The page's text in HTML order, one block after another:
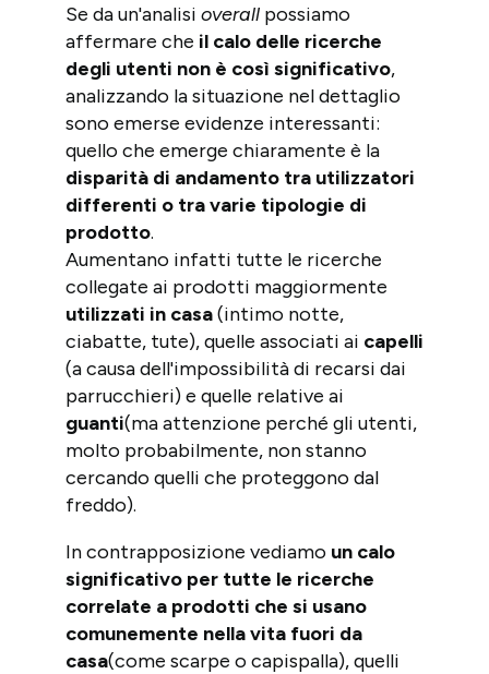
Se da un'analisi overall possiamo
affermare che il calo delle ricerche
degli utenti non è così significativo,
analizzando la situazione nel dettaglio
sono emerse evidenze interessanti:
quello che emerge chiaramente è la
disparità di andamento tra utilizzatori
differenti o tra varie tipologie di
prodotto.
Aumentano infatti tutte le ricerche
collegate ai prodotti maggiormente
utilizzati in casa(intimo notte,
ciabatte, tute), quelle associati ai capelli
(a causa dell'impossibilità di recarsi dai
parrucchieri) e quelle relative ai
guanti(ma attenzione perché gli utenti,
molto probabilmente, non stanno
cercando quelli che proteggono dal
freddo).
In contrapposizione vediamo un calo
significativo per tutte le ricerche
correlate a prodotti che si usano
comunemente nella vita fuori da
casa(come scarpe o capispalla), quelli